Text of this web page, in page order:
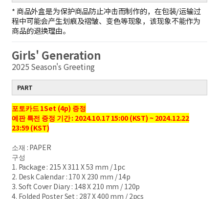
* 商品外盒是为保护商品防止冲击而制作的，在包装/运输过
程中可能会产生划痕及褶皱、变色等现象，该现象不能作为
商品的退换理由。
Girls' Generation
2025 Season's Greeting
PART
포토카드 1Set (4p) 증정
예판 특전 증정 기간 : 2024.10.17 15:00 (KST) ~ 2024.12.22
23:59 (KST)
소재 : PAPER
구성
1. Package : 215 X 311 X 53 mm / 1pc
2. Desk Calendar : 170 X 230 mm / 14p
3. Soft Cover Diary : 148 X 210 mm / 120p
4. Folded Poster Set : 287 X 400 mm / 2pcs